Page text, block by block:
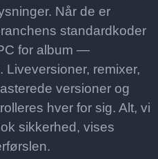
Når de er
standardkoder
for album —
remixer,
versioner og
hver for sig. Alt, vi
sikkerhed, vises